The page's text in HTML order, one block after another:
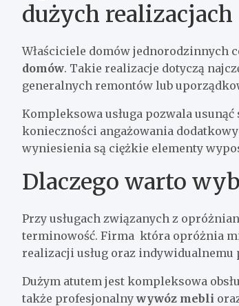
dużych realizacjach
Właściciele domów jednorodzinnych
domów. Takie realizacje dotyczą
generalnych remontów lub
Kompleksowa usługa pozwala
konieczności angażowania
wyniesienia są ciężkie elementy
Dlaczego warto
Przy usługach związanych z
terminowość. Firma która opróżnia
realizacji usług oraz indywidualnemu
Dużym atutem jest kompleksowa
także profesjonalnywywóz mebli